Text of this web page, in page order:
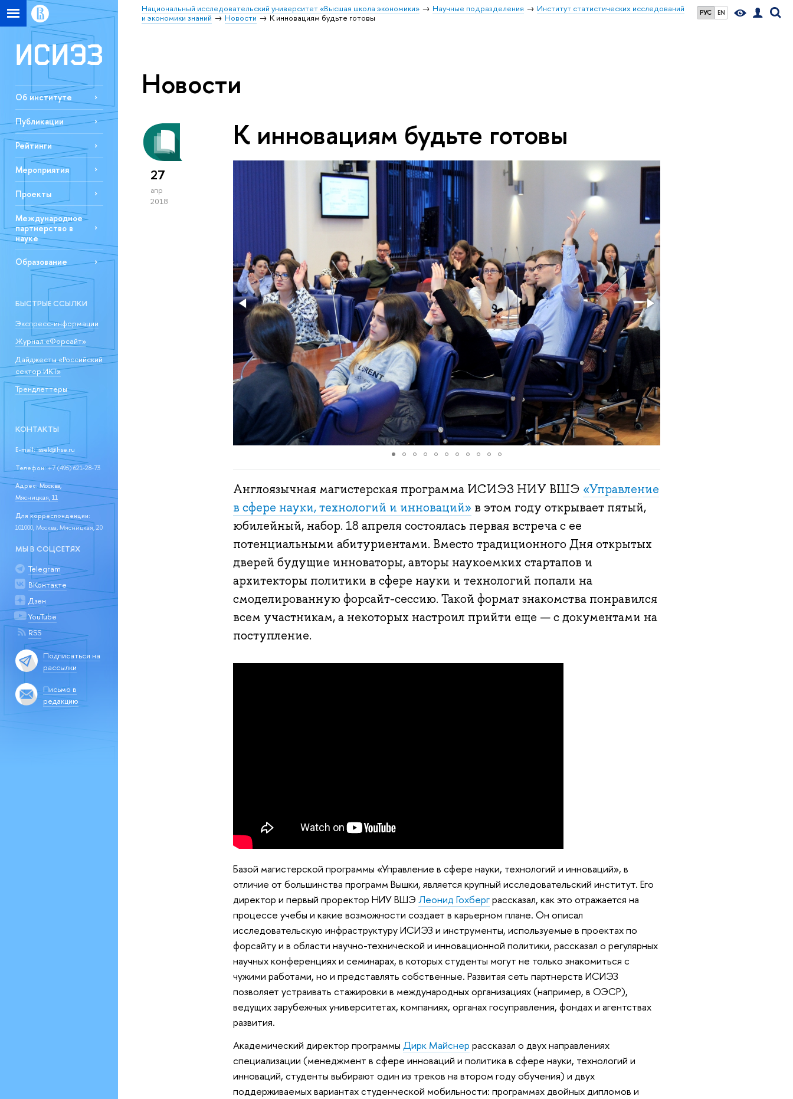
РУС EN
Национальный исследовательский университет «Высшая школа экономики» Научные подразделения
Институт статистических исследований
и экономики знаний
Новости К инновациям будьте готовы
Об институте
Публикации
Рейтинги
Мероприятия
Проекты
Международное
партнерство в
науке
Образование
БЫСТРЫЕ ССЫЛКИ
Экспресс-информации
Журнал «Форсайт»
Дайджесты «Российский
сектор ИКТ»
Трендлеттеры
КОНТАКТЫ
E-mail:issek@hse.ru
Телефон:+7 (495) 621-28-73
Адрес: Москва,
Мясницкая, 11
Для корреспонденции:
101000, Москва, Мясницкая, 20
МЫ В СОЦСЕТЯХ
Telegram
ВКонтакте
Дзен
YouTube
RSS
Подписаться на
рассылки
Письмо в
редакцию
Новости
27
апр
2018
К инновациям будьте готовы
Англоязычная магистерская программа ИСИЭЗ НИУ ВШЭ «Управление
в сфере науки, технологий и инноваций» в этом году открывает пятый,
юбилейный, набор. 18 апреля состоялась первая встреча с ее
потенциальными абитуриентами. Вместо традиционного Дня открытых
дверей будущие инноваторы, авторы наукоемких стартапов и
архитекторы политики в сфере науки и технологий попали на
смоделированную форсайт-сессию. Такой формат знакомства понравился
всем участникам, а некоторых настроил прийти еще — с документами на
поступление.
Базой магистерской программы «Управление в сфере науки, технологий и инноваций», в
отличие от большинства программ Вышки, является крупный исследовательский институт. Его
директор и первый проректор НИУ ВШЭЛеонид Гохберграссказал, как это отражается на
процессе учебы и какие возможности создает в карьерном плане. Он описал
исследовательскую инфраструктуру ИСИЭЗ и инструменты, используемые в проектах по
форсайту и в области научно-технической и инновационной политики, рассказал о регулярных
научных конференциях и семинарах, в которых студенты могут не только знакомиться с
чужими работами, но и представлять собственные. Развитая сеть партнерств ИСИЭЗ
позволяет устраивать стажировки в международных организациях (например, в ОЭСР),
ведущих зарубежных университетах, компаниях, органах госуправления, фондах и агентствах
развития.
Академический директор программыДирк Майснер рассказал о двух направлениях
специализации (менеджмент в сфере инноваций и политика в сфере науки, технологий и
инноваций, студенты выбирают один из треков на втором году обучения) и двух
поддерживаемых вариантах студенческой мобильности: программах двойных дипломов и